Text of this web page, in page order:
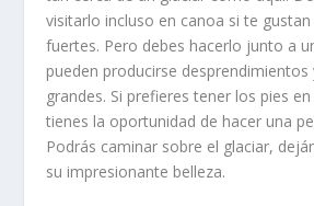
visitarlo incluso en canoa si te gustan
fuertes. Pero debes hacerlo junto a
pueden producirse
grandes. Si prefieres tener los pies
tienes la oportunidad de hacer una
Podrás caminar sobre el glaciar,
su impresionante belleza.